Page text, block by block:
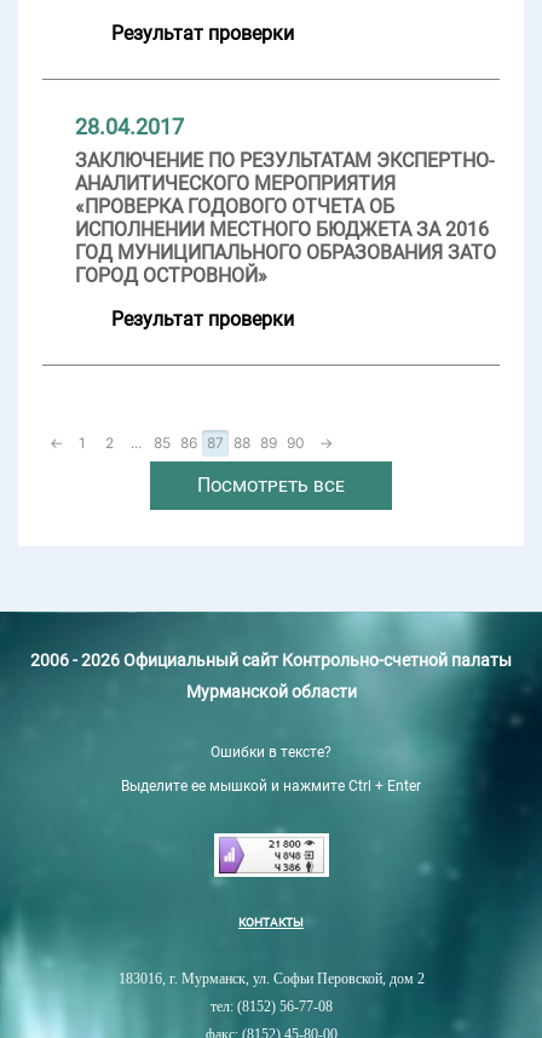
Результат проверки
28.04.2017
ЗАКЛЮЧЕНИЕ ПО РЕЗУЛЬТАТАМ ЭКСПЕРТНО-
АНАЛИТИЧЕСКОГО МЕРОПРИЯТИЯ
«ПРОВЕРКА ГОДОВОГО ОТЧЕТА ОБ
ИСПОЛНЕНИИ МЕСТНОГО БЮДЖЕТА ЗА 2016
ГОД МУНИЦИПАЛЬНОГО ОБРАЗОВАНИЯ ЗАТО
ГОРОД ОСТРОВНОЙ»
Результат проверки
← 1 2 ... 85 86 87 88 89 90 →
Посмотреть все
2006 - 2026 Официальный сайт Контрольно-счетной палаты
Мурманской области
Ошибки в тексте?
Выделите ее мышкой и нажмите Ctrl + Enter
КОНТАКТЫ
183016, г. Мурманск, ул. Софьи Перовской, дом 2
тел: (8152) 56-77-08